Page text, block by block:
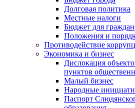
Долговая политика
Местные налоги
Бюджет для граждан
Положения и
Противодействие
Экономика и бизнес
Дислокация
пунктов
Малый бизнес
Народные
Паспорт